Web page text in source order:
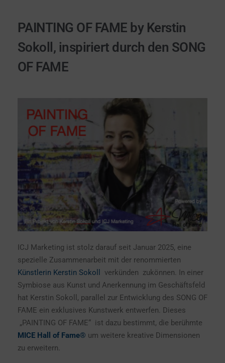
PAINTING OF FAME by Kerstin
Sokoll, inspiriert durch den SONG
OF FAME
ICJ Marketing ist stolz darauf seit Januar 2025, eine
spezielle Zusammenarbeit mit der renommierten
Künstlerin Kerstin Sokoll
verkünden zukönnen. In einer
Symbiose aus Kunst und Anerkennung im Geschäftsfeld
hat Kerstin Sokoll, parallel zur Entwicklung des SONG OF
FAME ein exklusives Kunstwerk entwerfen. Dieses
„PAINTING OF FAME“ ist dazu bestimmt, die berühmte
MICE Hall of Fame® um weitere kreative Dimensionen
zu erweitern.